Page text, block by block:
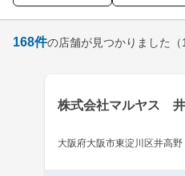
168件の店舗が見つかりました
株式会社マルヤス
大阪府大阪市東淀川区井高野